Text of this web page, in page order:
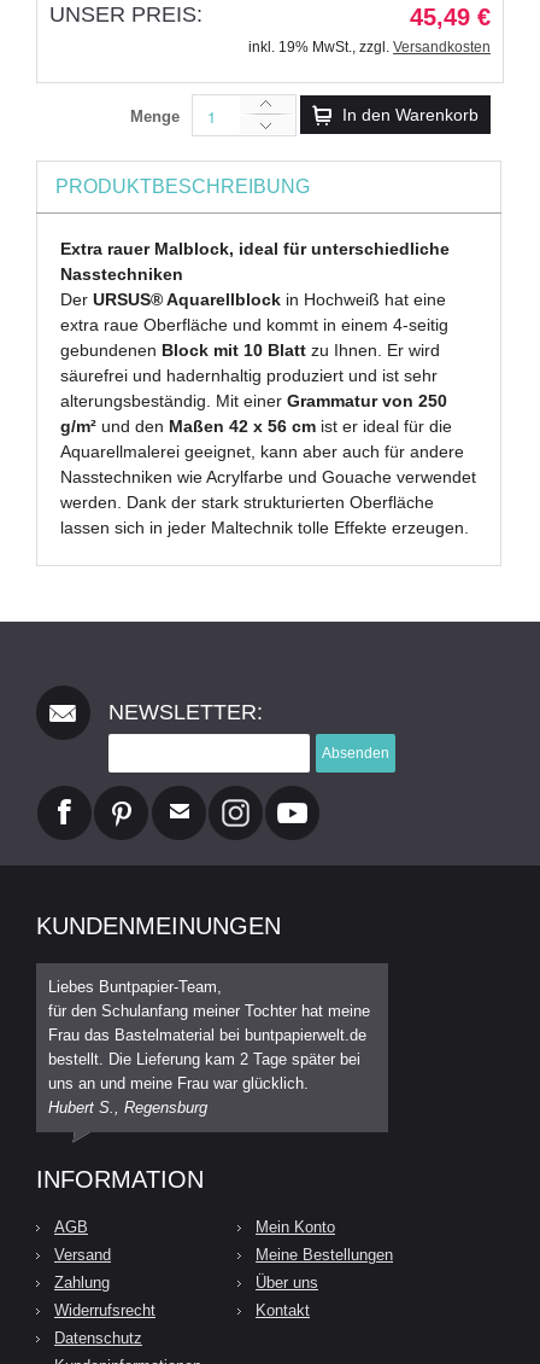
UNSER PREIS: 45,49 €
inkl. 19% MwSt., zzgl. Versandkosten
Menge In den Warenkorb
PRODUKTBESCHREIBUNG
Extra rauer Malblock, ideal für unterschiedliche
Nasstechniken
DerURSUS® Aquarellblock in Hochweiß hat eine
extra raue Oberfläche und kommt in einem 4-seitig
gebundenen Block mit 10 Blatt zu Ihnen. Er wird
säurefrei und hadernhaltig produziert und ist sehr
alterungsbeständig. Mit einerGrammatur von 250
g/m² und den Maßen 42 x 56 cm ist er ideal für die
Aquarellmalerei geeignet, kann aber auch für andere
Nasstechniken wie Acrylfarbe und Gouache verwendet
werden. Dank der stark strukturierten Oberfläche
lassen sich in jeder Maltechnik tolle Effekte erzeugen.
NEWSLETTER:
Absenden
KUNDENMEINUNGEN
Liebes Buntpapier-Team,
für den Schulanfang meiner Tochter hat meine
Frau das Bastelmaterial bei buntpapierwelt.de
bestellt. Die Lieferung kam 2 Tage später bei
uns an und meine Frau war glücklich.
Hubert S., Regensburg
INFORMATION
AGB
Versand
Zahlung
Widerrufsrecht
Datenschutz
Mein Konto
Meine Bestellungen
Über uns
Kontakt